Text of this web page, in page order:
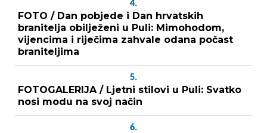
4.
FOTO / Dan pobjede i Dan hrvatskih
branitelja obilježeni u Puli: Mimohodom,
vijencima i riječima zahvale odana počast
braniteljima
5.
FOTOGALERIJA / Ljetni stilovi u Puli: Svatko
nosi modu na svoj način
6.